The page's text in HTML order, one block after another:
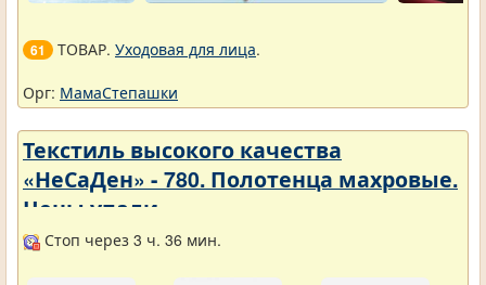
61 ТОВАР. Уходовая для лица.
Орг: МамаСтепашки
Текстиль высокого качества
«НеСаДен» - 780. Полотенца махровые.
Цены упали
Стоп через 3 ч. 36 мин.